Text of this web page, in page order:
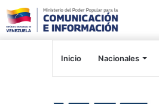
Inicio Nacionales